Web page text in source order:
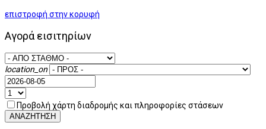
επιστροφή στην κορυφή
Αγορά εισιτηρίων
location_on
Προβολή χάρτη διαδρομής και πληροφορίες στάσεων
ΑΝΑΖΗΤΗΣΗ